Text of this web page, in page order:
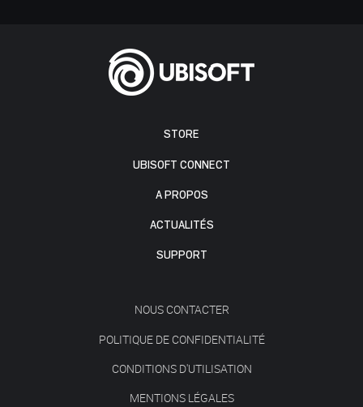
STORE
UBISOFT CONNECT
A PROPOS
ACTUALITÉS
SUPPORT
NOUS CONTACTER
POLITIQUE DE CONFIDENTIALITÉ
CONDITIONS D'UTILISATION
MENTIONS LÉGALES